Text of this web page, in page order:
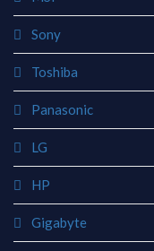
Sony
Toshiba
Panasonic
LG
HP
Gigabyte